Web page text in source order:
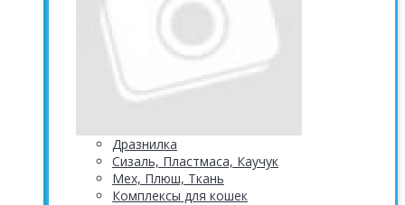
Дразнилка
Сизаль, Пластмаса, Каучук
Мех, Плюш, Ткань
Комплексы для кошек